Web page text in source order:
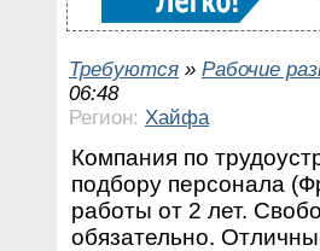
Требуются » Рабочие
06:48
Регион: Хайфа
Компания по
подбору персонала
работы от 2 лет.
обязательно.